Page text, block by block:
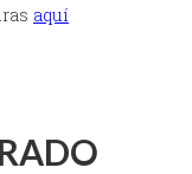
aquí